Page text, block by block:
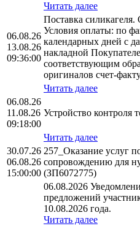
Читать далее
06.08.26
13.08.26
09:36:00
Поставка силикагеля.
Условия оплаты: по
календарных дней с
накладной
соответствующим
оригиналов счет-
Читать далее
06.08.26
11.08.26
09:18:00
Устройство
Читать далее
30.07.26
06.08.26
15:00:00
257_Оказание услуг
сопровождению для
(ЗП6072775)
06.08.2026
предложений
10.08.2026 года.
Читать далее